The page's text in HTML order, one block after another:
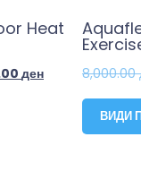
Heat
ден 8,000.00
ВИДИ